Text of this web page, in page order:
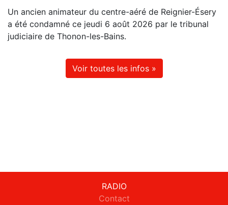
Un ancien animateur du centre-aéré de Reignier-Ésery
a été condamné ce jeudi 6 août 2026 par le tribunal
judiciaire de Thonon-les-Bains.
Voir toutes les infos »
RADIO
Contact